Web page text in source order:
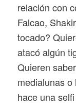
relación con
Falcao,
tocado?
atacó algún
Quieren
medialunas
hace una